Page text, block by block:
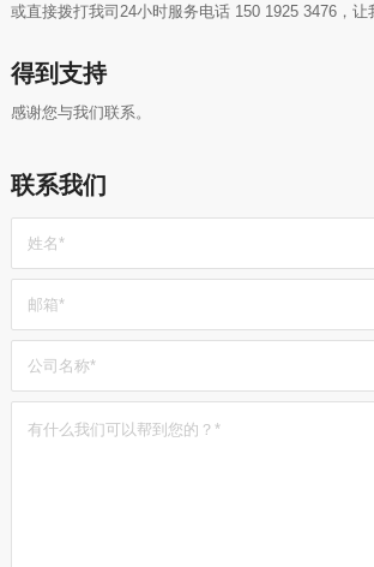
或直接拨打我司24小时服务电话 150 1925 3476，让
得到支持
感谢您与我们联系。
联系我们